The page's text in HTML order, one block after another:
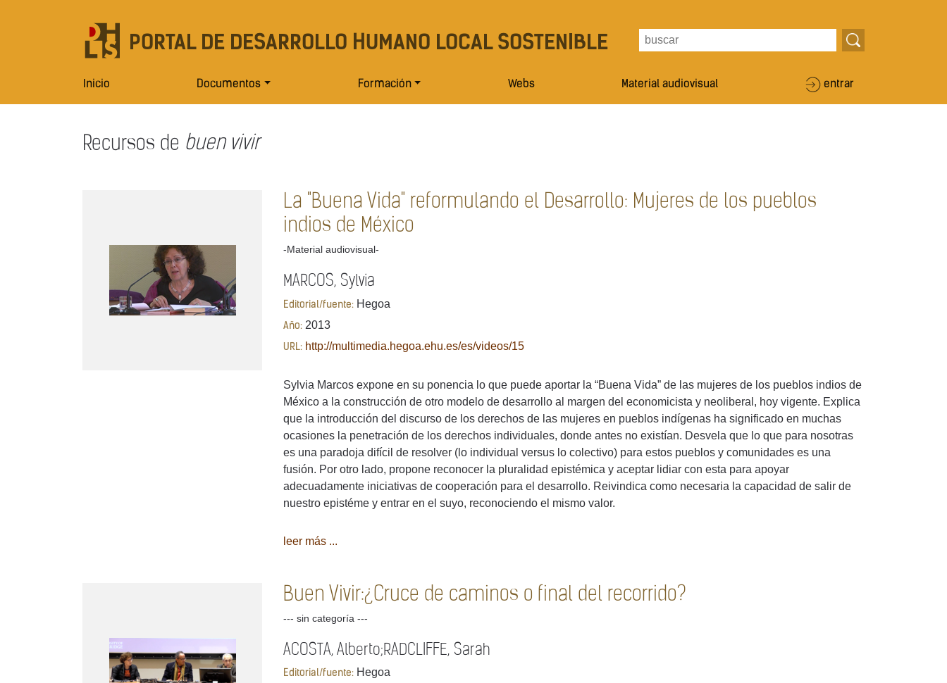
PORTAL DE DESARROLLO HUMANO LOCAL SOSTENIBLE
Inicio Documentos Formación Webs Material audiovisual entrar
Recursos de buen vivir
La "Buena Vida" reformulando el Desarrollo: Mujeres de los pueblos
indios de México
-Material audiovisual-
MARCOS, Sylvia
Editorial/fuente: Hegoa
Año: 2013
URL: http://multimedia.hegoa.ehu.es/es/videos/15
Sylvia Marcos expone en su ponencia lo que puede aportar la “Buena Vida” de las mujeres de los pueblos indios de
México a la construcción de otro modelo de desarrollo al margen del economicista y neoliberal, hoy vigente. Explica
que la introducción del discurso de los derechos de las mujeres en pueblos indígenas ha significado en muchas
ocasiones la penetración de los derechos individuales, donde antes no existían. Desvela que lo que para nosotras
es una paradoja difícil de resolver (lo individual versus lo colectivo) para estos pueblos y comunidades es una
fusión. Por otro lado, propone reconocer la pluralidad epistémica y aceptar lidiar con esta para apoyar
adecuadamente iniciativas de cooperación para el desarrollo. Reivindica como necesaria la capacidad de salir de
nuestro epistéme y entrar en el suyo, reconociendo el mismo valor.
leer más ...
Buen Vivir:¿Cruce de caminos o final del recorrido?
--- sin categoría ---
ACOSTA, Alberto;RADCLIFFE, Sarah
Editorial/fuente: Hegoa